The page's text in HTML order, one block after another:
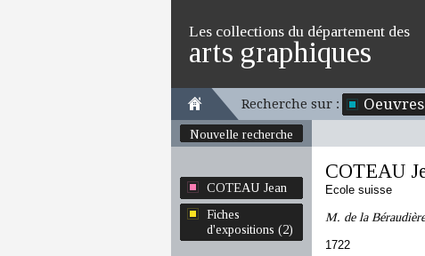
Les collections du département des
arts graphiques
Recherche sur : Oeuvres
Nouvelle recherche
COTEAU Jean
Fiches
d'expositions (2)
COTEAU
Ecole suisse
M. de la
1722